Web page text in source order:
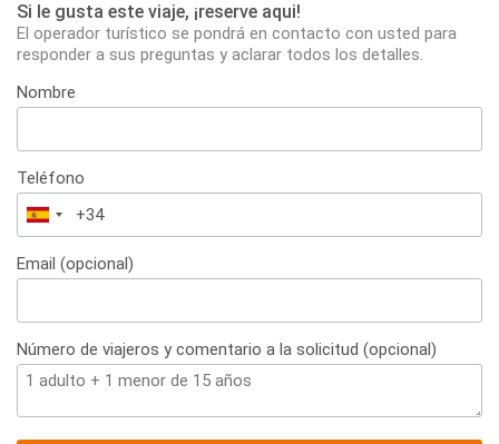
Si le gusta este viaje, ¡reserve aqui!
El operador turístico se pondrá en contacto con usted para
responder a sus preguntas y aclarar todos los detalles.
Nombre
Teléfono
España
+34
Email (opcional)
Número de viajeros y comentario a la solicitud (opcional)